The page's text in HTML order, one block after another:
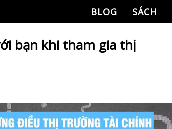
BLOG SÁCH
bạn khi tham gia thị